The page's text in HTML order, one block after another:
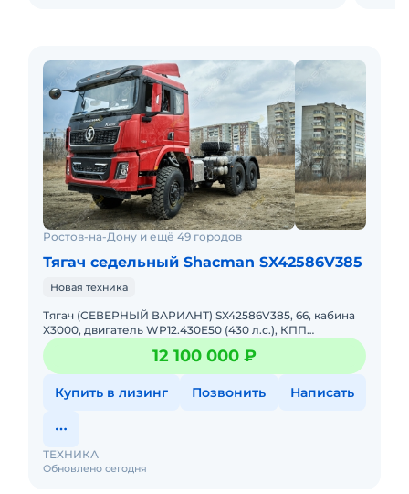
Ростов-на-Дону и ещё 49 городов
Тягач седельный Shacman SX42586V385
Новая техника
Тягач (СЕВЕРНЫЙ ВАРИАНТ) SX42586V385, 66, кабина
X3000, двигатель WP12.430E50 (430 л.с.), КПП
12JSDX220TА-B, северный вариант, Webasto 9KW,
односкатные шины 14.12 100 000 ₽
Купить в лизинг Позвонить Написать
Обновлено сегодня
ТЕХНИКА